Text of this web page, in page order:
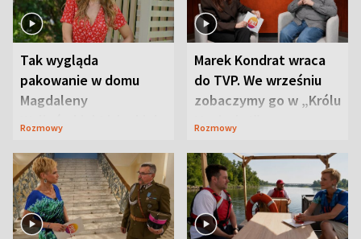
Tak wygląda
pakowanie w domu
Magdaleny
Waligórskiej-Lisieckiej.
Rozmowy
Marek Kondrat wraca
do TVP. We wrześniu
zobaczymy go w „Królu
Maciusiu I”
Rozmowy